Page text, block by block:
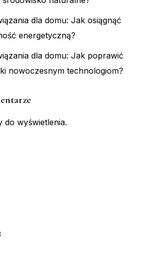
dla domu: Jak osiągnąć
energetyczną?
dla domu: Jak poprawić
nowoczesnym technologiom?
do wyświetlenia.